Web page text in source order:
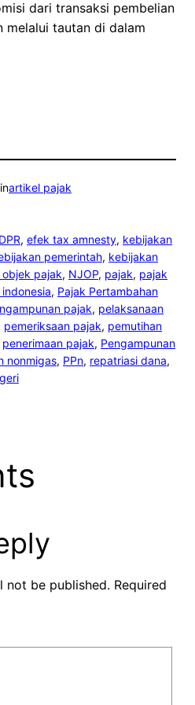
dari transaksi pembelian
melalui tautan di dalam
inartikel pajak
DPR, efek tax amnesty, kebijakan
pemerintah, kebijakan
objek pajak, NJOP, pajak, pajak
, Pajak Pertambahan
pajak, pelaksanaan
pemeriksaan pajak, pemutihan
penerimaan pajak, Pengampunan
nonmigas, PPn, repatriasi dana
not be published. Required